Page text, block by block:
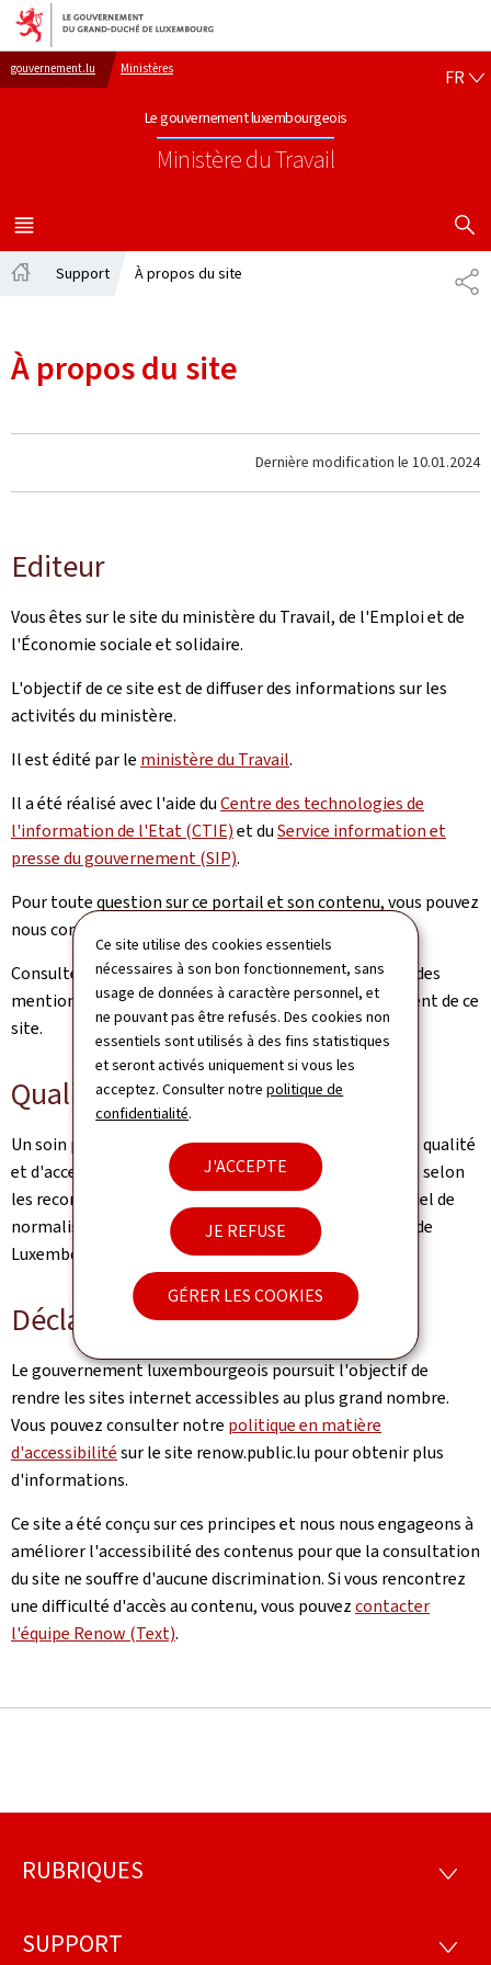
Ce site utilise des cookies essentiels
nécessaires à son bon fonctionnement, sans
usage de données à caractère personnel, et
ne pouvant pas être refusés. Des cookies non
essentiels sont utilisés à des fins statistiques
et seront activés uniquement si vous les
acceptez. Consulter notrepolitique de
confidentialité.
J'ACCEPTE
JE REFUSE
GÉRER LES COOKIES
Aller au menu principal
Aller au contenu
gouvernement.lu Ministères
Le gouvernement luxembourgeois
Ministère du Travail
FR
MENU
PRINCIPAL
Support À propos du site
À propos du site
Dernière modification le 10.01.2024
Editeur
Vous êtes sur le site du ministère du Travail, de l'Emploi et de
l'Économie sociale et solidaire.
L'objectif de ce site est de diffuser des informations sur les
activités du ministère.
Il est édité par le ministère du Travail.
Il a été réalisé avec l'aide duCentre des technologies de
l'information de l'Etat (CTIE)et duService information et
presse du gouvernement (SIP).
Pour toute question sur ce portail et son contenu, vous pouvez
nous contacter via notre
Consultez lanotice légalepour prendre connaissance des
mentions légales et des informations sur l'hébergement de ce
site.
Qualité
Un soin particulier a été pris pour garantir un niveau de qualité
et d'accessibilité satisfaisant. Ce portail est développé selon
les recommandations du référentiel Renow (Référentiel de
normalisation web du gouvernement du Grand-Duché de
Luxembourg).
Déclaration d'accessibilité
Le gouvernement luxembourgeois poursuit l'objectif de
rendre les sites internet accessibles au plus grand nombre.
Vous pouvez consulter notre politique en matière
d'accessibilitésur le site renow.public.lu pour obtenir plus
d'informations.
Ce site a été conçu sur ces principes et nous nous engageons à
améliorer l'accessibilité des contenus pour que la consultation
du site ne souffre d'aucune discrimination. Si vous rencontrez
une difficulté d'accès au contenu, vous pouvezcontacter
l'équipe Renow (Text).
Pied
RUBRIQUES
SUPPORT